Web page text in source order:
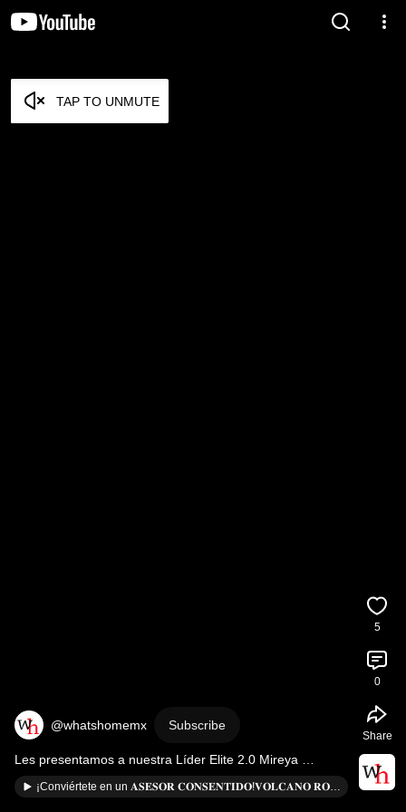
TAP TO UNMUTE
@whatshomemx Subscribe
Les presentamos a nuestra Líder Elite 2.0 Mireya
Ordoñez (Enero a Abril 2025)
¡Conviértete en un 𝐀𝐒𝐄𝐒𝐎𝐑 𝐂𝐎𝐍𝐒𝐄𝐍𝐓𝐈𝐃𝐎!𝐕𝐎𝐋𝐂𝐀𝐍𝐎 𝐑𝐎𝐂𝐊 trae para ti BOHOBLACK, una edición exclusiva.
5
0
Share